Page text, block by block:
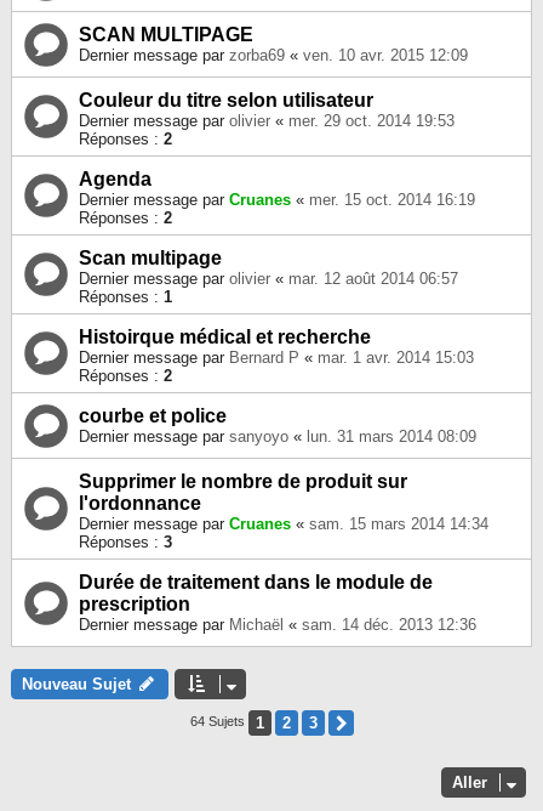
SCAN MULTIPAGE
Dernier message par zorba69 « ven. 10 avr. 2015 12:09
Couleur du titre selon utilisateur
Dernier message par olivier « mer. 29 oct. 2014 19:53
Réponses : 2
Agenda
Dernier message par Cruanes « mer. 15 oct. 2014 16:19
Réponses : 2
Scan multipage
Dernier message par olivier « mar. 12 août 2014 06:57
Réponses : 1
Histoirque médical et recherche
Dernier message par Bernard P « mar. 1 avr. 2014 15:03
Réponses : 2
courbe et police
Dernier message par sanyoyo « lun. 31 mars 2014 08:09
Supprimer le nombre de produit sur
l'ordonnance
Dernier message par Cruanes « sam. 15 mars 2014 14:34
Réponses : 3
Durée de traitement dans le module de
prescription
Dernier message par Michaël « sam. 14 déc. 2013 12:36
Nouveau Sujet
64 Sujets 1 2 3
Aller